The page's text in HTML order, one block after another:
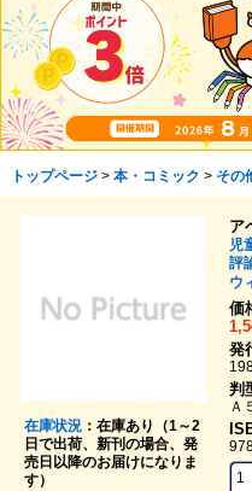
トップページ> 本・コミック > その
在庫状況：在庫あり（1～2
日で出荷、新刊の場合、発
売日以降のお届けになりま
す）
ア
児
評
ウ
価
発
判
Ａ